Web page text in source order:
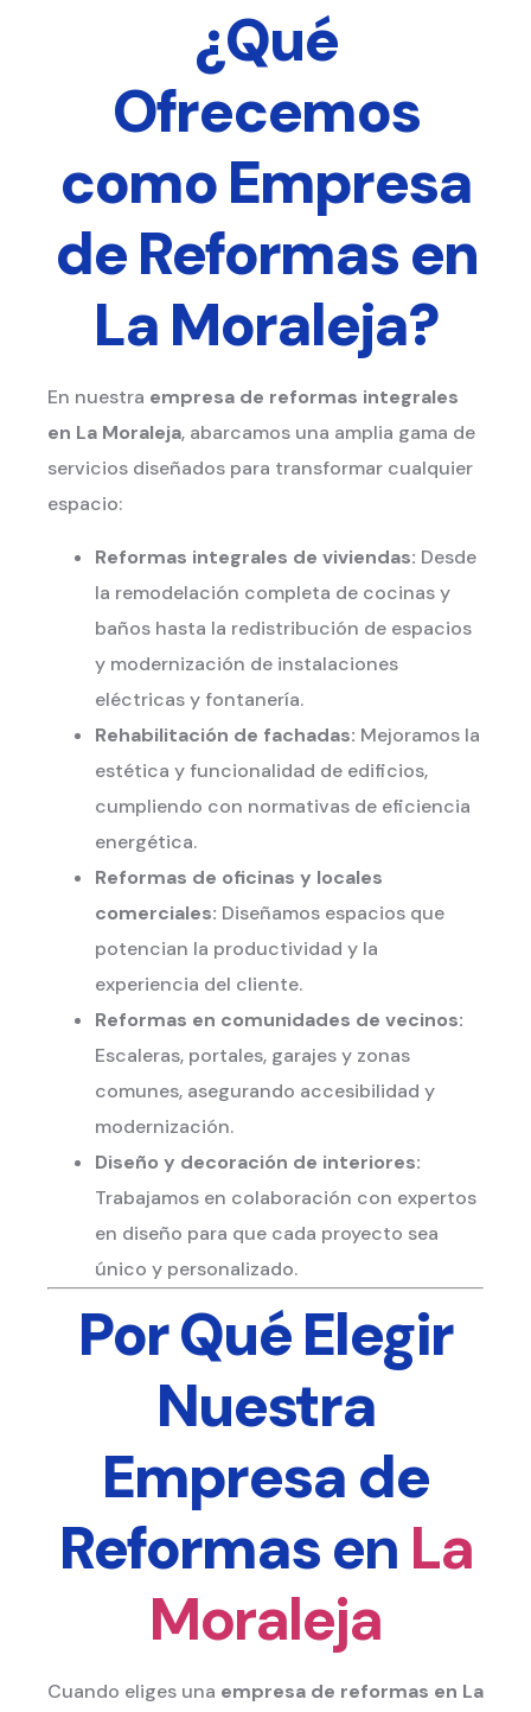
¿Qué
Ofrecemos
como Empresa
de Reformas en
La Moraleja?
En nuestra empresa de reformas integrales
en La Moraleja, abarcamos una amplia gama de
servicios diseñados para transformar cualquier
espacio:
Reformas integrales de viviendas: Desde
la remodelación completa de cocinas y
baños hasta la redistribución de espacios
y modernización de instalaciones
eléctricas y fontanería.
Rehabilitación de fachadas: Mejoramos la
estética y funcionalidad de edificios,
cumpliendo con normativas de eficiencia
energética.
Reformas de oficinas y locales
comerciales: Diseñamos espacios que
potencian la productividad y la
experiencia del cliente.
Reformas en comunidades de vecinos:
Escaleras, portales, garajes y zonas
comunes, asegurando accesibilidad y
modernización.
Diseño y decoración de interiores:
Trabajamos en colaboración con expertos
en diseño para que cada proyecto sea
único y personalizado.
Por Qué Elegir
Nuestra
Empresa de
Reformasen La
Moraleja
Cuando eliges una empresa de reformas en La